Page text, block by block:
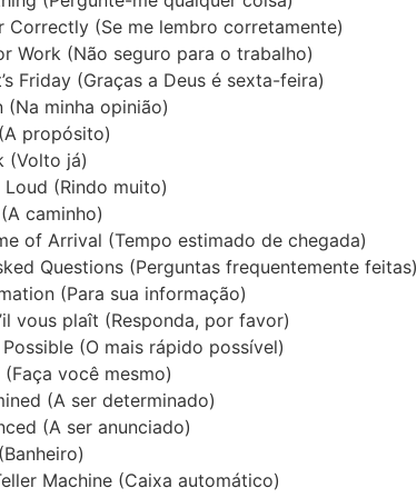
Correctly (Se me lembro corretamente)
Work (Não seguro para o trabalho)
Friday (Graças a Deus é sexta-feira)
(Na minha opinião)
propósito)
(Volto já)
Loud (Rindo muito)
caminho)
of Arrival (Tempo estimado de chegada)
Questions (Perguntas frequentemente feitas)
(Para sua informação)
vous plaît (Responda, por favor)
(O mais rápido possível)
você mesmo)
(A ser determinado)
(A ser anunciado)
Machine (Caixa automático)